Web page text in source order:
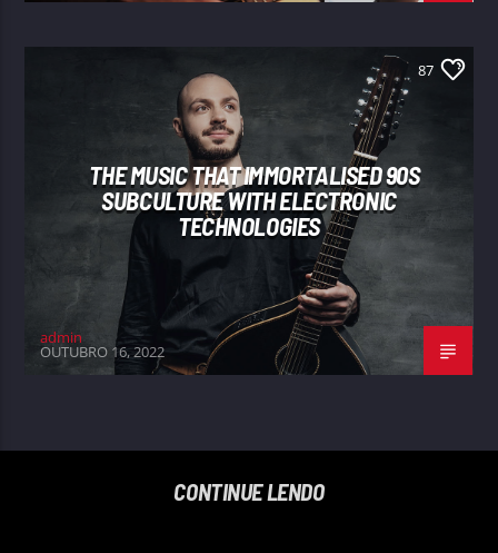
87
THE MUSIC THAT IMMORTALISED 90S
SUBCULTURE WITH ELECTRONIC
TECHNOLOGIES
admin
OUTUBRO 16, 2022
CONTINUE LENDO